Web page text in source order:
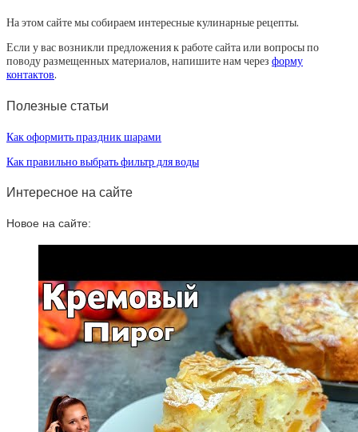
На этом сайте мы собираем интересные кулинарные рецепты.
Если у вас возникли предложения к работе сайта или вопросы по
поводу размещенных материалов, напишите нам через форму
контактов.
Полезные статьи
Как оформить праздник шарами
Как правильно выбрать фильтр для воды
Интересное на сайте
Новое на сайте: